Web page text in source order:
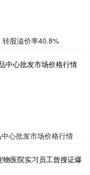
股溢价率40.8%
心批发市场价格行情